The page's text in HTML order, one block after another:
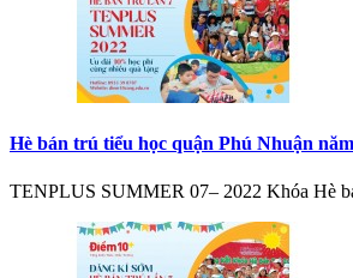
Hè bán trú tiểu học quận Phú Nhuận
TENPLUS SUMMER 07– 2022 Khóa Hè